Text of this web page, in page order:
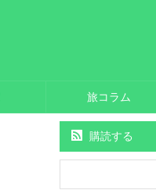
旅コラム
購読する